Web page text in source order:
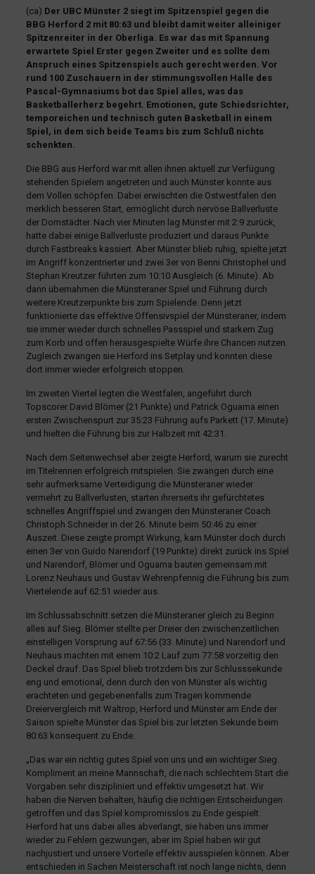
(ca) Der UBC Münster 2 siegt im Spitzenspiel gegen die
BBG Herford 2 mit 80:63 und bleibt damit weiter alleiniger
Spitzenreiter in der Oberliga. Es war das mit Spannung
erwartete Spiel Erster gegen Zweiter und es sollte dem
Anspruch eines Spitzenspiels auch gerecht werden. Vor
rund 100 Zuschauern in der stimmungsvollen Halle des
Pascal-Gymnasiums bot das Spiel alles, was das
Basketballerherz begehrt. Emotionen, gute Schiedsrichter,
temporeichen und technisch guten Basketball in einem
Spiel, in dem sich beide Teams bis zum Schluß nichts
schenkten.
Die BBG aus Herford war mit allen ihnen aktuell zur Verfügung
stehenden Spielern angetreten und auch Münster konnte aus
dem Vollen schöpfen. Dabei erwischten die Ostwestfalen den
merklich besseren Start, ermöglicht durch nervöse Ballverluste
der Domstädter. Nach vier Minuten lag Münster mit 2:9 zurück,
hatte dabei einige Ballverluste produziert und daraus Punkte
durch Fastbreaks kassiert. Aber Münster blieb ruhig, spielte jetzt
im Angriff konzentrierter und zwei 3er von Benni Christophel und
Stephan Kreutzer führten zum 10:10 Ausgleich (6. Minute). Ab
dann übernahmen die Münsteraner Spiel und Führung durch
weitere Kreutzerpunkte bis zum Spielende. Denn jetzt
funktionierte das effektive Offensivspiel der Münsteraner, indem
sie immer wieder durch schnelles Passspiel und starkem Zug
zum Korb und offen herausgespielte Würfe ihre Chancen nutzen.
Zugleich zwangen sie Herford ins Setplay und konnten diese
dort immer wieder erfolgreich stoppen.
Im zweiten Viertel legten die Westfalen, angeführt durch
Topscorer David Blömer (21 Punkte) und Patrick Oguama einen
ersten Zwischenspurt zur 35:23 Führung aufs Parkett (17. Minute)
und hielten die Führung bis zur Halbzeit mit 42:31.
Nach dem Seitenwechsel aber zeigte Herford, warum sie zurecht
im Titelrennen erfolgreich mitspielen. Sie zwangen durch eine
sehr aufmerksame Verteidigung die Münsteraner wieder
vermehrt zu Ballverlusten, starten ihrerseits ihr gefürchtetes
schnelles Angriffspiel und zwangen den Münsteraner Coach
Christoph Schneider in der 26. Minute beim 50:46 zu einer
Auszeit. Diese zeigte prompt Wirkung, kam Münster doch durch
einen 3er von Guido Narendorf (19 Punkte) direkt zurück ins Spiel
und Narendorf, Blömer und Oguama bauten gemeinsam mit
Lorenz Neuhaus und Gustav Wehrenpfennig die Führung bis zum
Viertelende auf 62:51 wieder aus.
Im Schlussabschnitt setzen die Münsteraner gleich zu Beginn
alles auf Sieg. Blömer stellte per Dreier den zwischenzeitlichen
einstelligen Vorsprung auf 67:56 (33. Minute) und Narendorf und
Neuhaus machten mit einem 10:2 Lauf zum 77:58 vorzeitig den
Deckel drauf. Das Spiel blieb trotzdem bis zur Schlusssekunde
eng und emotional, denn durch den von Münster als wichtig
erachteten und gegebenenfalls zum Tragen kommende
Dreiervergleich mit Waltrop, Herford und Münster am Ende der
Saison spielte Münster das Spiel bis zur letzten Sekunde beim
80:63 konsequent zu Ende.
„Das war ein richtig gutes Spiel von uns und ein wichtiger Sieg.
Kompliment an meine Mannschaft, die nach schlechtem Start die
Vorgaben sehr diszipliniert und effektiv umgesetzt hat. Wir
haben die Nerven behalten, häufig die richtigen Entscheidungen
getroffen und das Spiel kompromisslos zu Ende gespielt.
Herford hat uns dabei alles abverlangt, sie haben uns immer
wieder zu Fehlern gezwungen, aber im Spiel haben wir gut
nachjustiert und unsere Vorteile effektiv ausspielen können. Aber
entschieden in Sachen Meisterschaft ist noch lange nichts, denn